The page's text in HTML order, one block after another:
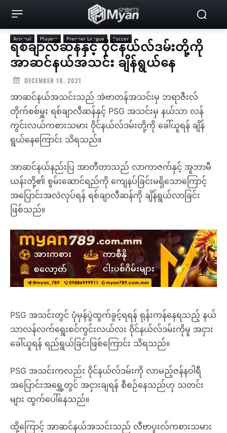
Arsenal Players Premier League Soccer
ရစ်ချာလီဆန်နှင့် ၀ိုင်နယ်လ်ဒမ်းတို့ကို
အာဆင်နယ်အသင်း ချိန်ရွယ်နေ
DECEMBER 10, 2021
အာဆင်နယ်အသင်းသည် အဲဗာတန်အသင်းမှ ဘရာဇီးလ်
တိုက်စစ်မှူး ရစ်ချာလီဆန်နှင့် PSG အသင်းမှ နယ်သာ လန်
ကွင်းလယ်ကစားသမား ၀ိုင်နယ်လ်ဒမ်းတို့ကို ခေါ်ယူရန် ချိန်
ရွယ်နေကြောင်း သိရသည်။
အာဆင်နယ်နည်းပြ အာတီတာသည် လာကာဇက်နှင့် အူဘာမီ
ယန်းတို့၏ စွမ်းဆောင်ရည်ကို ကျေနပ်ခြင်းမရှိသောကြောင့်
အပြောင်းအလဲလုပ်ရန် ရစ်ချာလီဆန်ကို ချိန်ရွယ်လာခြင်း
ဖြစ်သည်။
PSG အသင်းတွင် ပုံမှန်ပွဲထွက်ခွင့်ရရန် ရုန်းကန်နေရသည့် နယ်
သာလန်လက်ရွေးစင်ကွင်းလယ်လး ၀ိုင်နယ်လ်ဒမ်းကိုမူ အငှား
ခေါ်ယူရန် ရည်ရွယ်ခြင်းဖြစ်ကြောင်း သိရသည်။
PSG အသင်းကလည်း ၀ိုင်နယ်လ်ဒမ်းကို လာမည့်ဇန်နဝါရီ
အပြောင်းအရွှေ့တွင် အငှားချရန် စီစဉ်နေသည်ဟု သတင်း
များ ထွက်ပေါ်နေသည်။
ထို့ကြောင့် အာဆင်နယ်အသင်းသည် လီဗာပူးလ်ကစားသမား